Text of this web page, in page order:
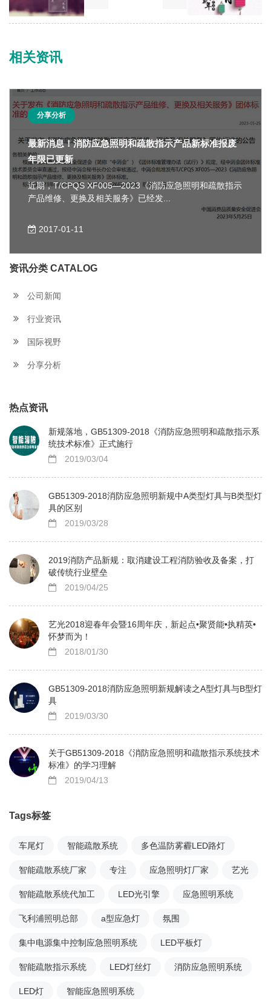
相关资讯
分享分析
品牌打造，非一日可成
企业的品牌意识是助推“中国品牌”成长的主要因素。品牌
是国家经济发展的战略性资源和核心要素，也是企...
资讯分类 CATALOG
公司新闻
行业资讯
国际视野
分享分析
热点资讯
新规落地，GB51309-2018《消防应急照明和疏散指示系
统技术标准》正式施行
2019/03/04
GB51309-2018消防应急照明新规中A类型灯具与B类型灯
具的区别
2019/03/28
2019消防产品新规：取消建设工程消防验收及备案，打
破传统行业壁垒
2019/04/25
艺光2018迎春年会暨16周年庆，新起点•聚贤能•执精英•
怀梦而为！
2018/01/30
GB51309-2018消防应急照明新规解读之A型灯具与B型灯
具
2019/03/30
关于GB51309-2018《消防应急照明和疏散指示系统技术
标准》的学习理解
2019/04/13
Tags标签
车尾灯 智能疏散系统 多色温防雾霾LED路灯
智能疏散系统厂家 专注 应急照明灯厂家 艺光
智能疏散系统代加工 LED光引擎 应急照明系统
飞利浦照明总部 a型应急灯 氛围
集中电源集中控制应急照明系统 LED平板灯
智能疏散指示系统 LED灯丝灯 消防应急照明系统
LED灯 智能应急照明系统